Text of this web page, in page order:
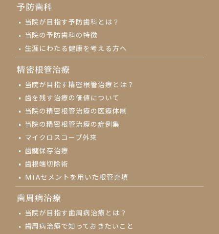
予防歯科
当院が目指す予防歯科とは？
当院の予防歯科の特徴
生涯にわたる健康を考える方へ
精密根管治療
当院が目指す精密根管治療とは？
歯を残す治療の価値について
当院の精密根管治療の医療体制
当院の精密根管治療の症例集
マイクロスコープ外来
⻭髄保存治療
歯根端切除術
MTAセメントを用いた根管充填
歯周病治療
当院が目指す歯周病治療とは？
歯周病治療で知っておきたいこと